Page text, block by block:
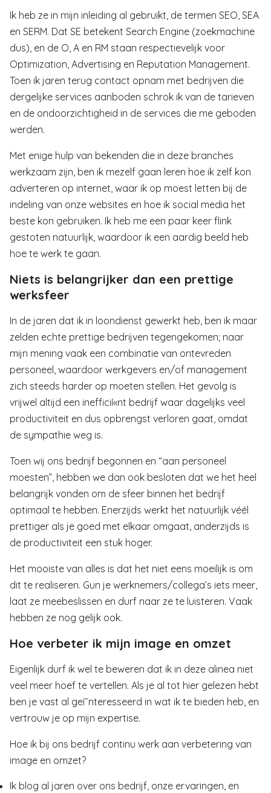
Ik heb ze in mijn inleiding al gebruikt, de termen SEO, SEA
en SERM. Dat SE betekent Search Engine (zoekmachine
dus), en de O, A en RM staan respectievelijk voor
Optimization, Advertising en Reputation Management.
Toen ik jaren terug contact opnam met bedrijven die
dergelijke services aanboden schrok ik van de tarieven
en de ondoorzichtigheid in de services die me geboden
werden.
Met enige hulp van bekenden die in deze branches
werkzaam zijn, ben ik mezelf gaan leren hoe ik zelf kon
adverteren op internet, waar ik op moest letten bij de
indeling van onze websites en hoe ik social media het
beste kon gebruiken. Ik heb me een paar keer flink
gestoten natuurlijk, waardoor ik een aardig beeld heb
hoe te werk te gaan.
Niets is belangrijker dan een prettige
werksfeer
In de jaren dat ik in loondienst gewerkt heb, ben ik maar
zelden echte prettige bedrijven tegengekomen; naar
mijn mening vaak een combinatie van ontevreden
personeel, waardoor werkgevers en/of management
zich steeds harder op moeten stellen. Het gevolg is
vrijwel altijd een inefficií«nt bedrijf waar dagelijks veel
productiviteit en dus opbrengst verloren gaat, omdat
de sympathie weg is.
Toen wij ons bedrijf begonnen en “aan personeel
moesten”, hebben we dan ook besloten dat we het heel
belangrijk vonden om de sfeer binnen het bedrijf
optimaal te hebben. Enerzijds werkt het natuurlijk véél
prettiger als je goed met elkaar omgaat, anderzijds is
de productiviteit een stuk hoger.
Het mooiste van alles is dat het niet eens moeilijk is om
dit te realiseren. Gun je werknemers/collega’s iets meer,
laat ze meebeslissen en durf naar ze te luisteren. Vaak
hebben ze nog gelijk ook.
Hoe verbeter ik mijn image en omzet
Eigenlijk durf ik wel te beweren dat ik in deze alinea niet
veel meer hoef te vertellen. Als je al tot hier gelezen hebt
ben je vast al geí¯nteresseerd in wat ik te bieden heb, en
vertrouw je op mijn expertise.
Hoe ik bij ons bedrijf continu werk aan verbetering van
image en omzet?
Ik blog al jaren over ons bedrijf, onze ervaringen, en